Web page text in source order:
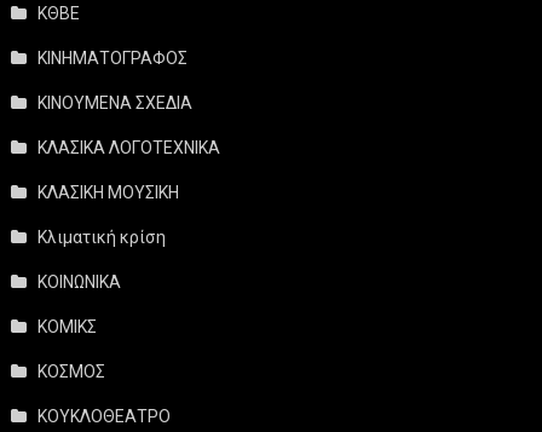
ΚΘΒΕ
ΚΙΝΗΜΑΤΟΓΡΑΦΟΣ
ΚΙΝΟΥΜΕΝΑ ΣΧΕΔΙΑ
ΚΛΑΣΙΚΑ ΛΟΓΟΤΕΧΝΙΚΑ
ΚΛΑΣΙΚΗ ΜΟΥΣΙΚΗ
Κλιματική κρίση
ΚΟΙΝΩΝΙΚΑ
ΚΟΜΙΚΣ
ΚΟΣΜΟΣ
ΚΟΥΚΛΟΘΕΑΤΡΟ